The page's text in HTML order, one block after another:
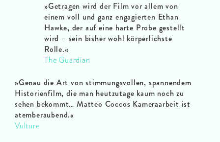
»Getragen wird der Film vor allem von
einem voll und ganz engagierten Ethan
Hawke, der auf eine harte Probe gestellt
wird – sein bisher wohl körperlichste
Rolle.«
The Guardian
»Genau die Art von stimmungsvollen, spannendem
Historienfilm, die man heutzutage kaum noch zu
sehen bekommt… Matteo Coccos Kameraarbeit ist
atemberaubend.«
Vulture